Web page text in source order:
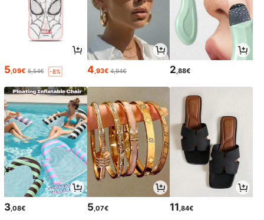
5,09€ 5,54€ -8% 4,93€ 4,94€ 2,88€
3 ,08€ 5 ,07€ 11 ,84€